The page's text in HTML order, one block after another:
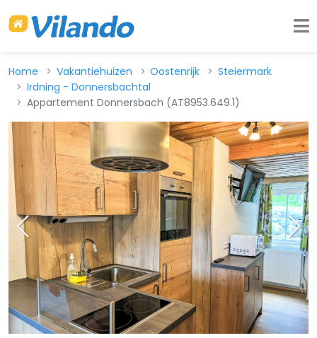
Home Vakantiehuizen Oostenrijk
Steiermark
Irdning - Donnersbachtal
Appartement Donnersbach (AT8953.649.1)